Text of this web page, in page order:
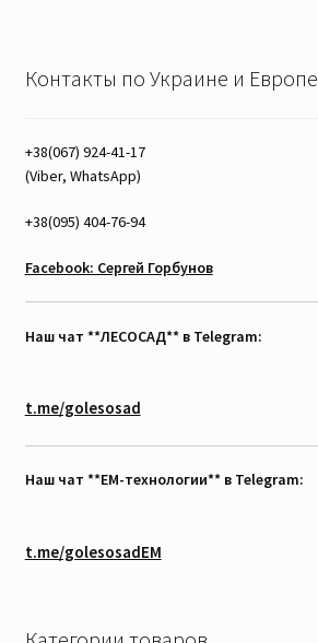
Контакты по Украине и Европе
+38(067) 924-41-17
(Viber, WhatsApp)
+38(095) 404-76-94
Facebook: Сергей Горбунов
Наш чат **ЛЕСОСАД** в Telegram:
t.me/golesosad
Наш чат **EM-технологии** в Telegram:
t.me/golesosadEM